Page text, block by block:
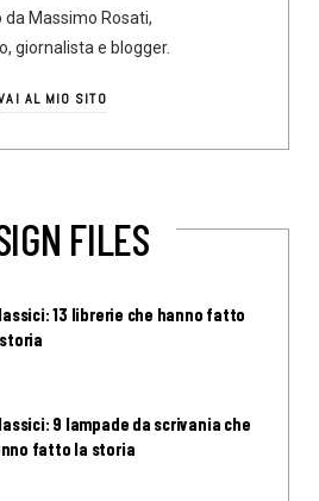
da Massimo Rosati,
giornalista e blogger.
AL MIO SITO
FILES
13 librerie che hanno fatto
9 lampade da scrivania che
fatto la storia